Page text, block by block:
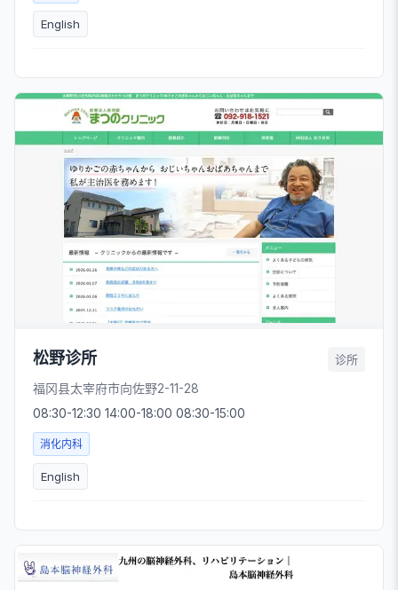
English
松野诊所 诊所
福冈县太宰府市向佐野2-11-28
08:30-12:30 14:00-18:00 08:30-15:00
消化内科
English